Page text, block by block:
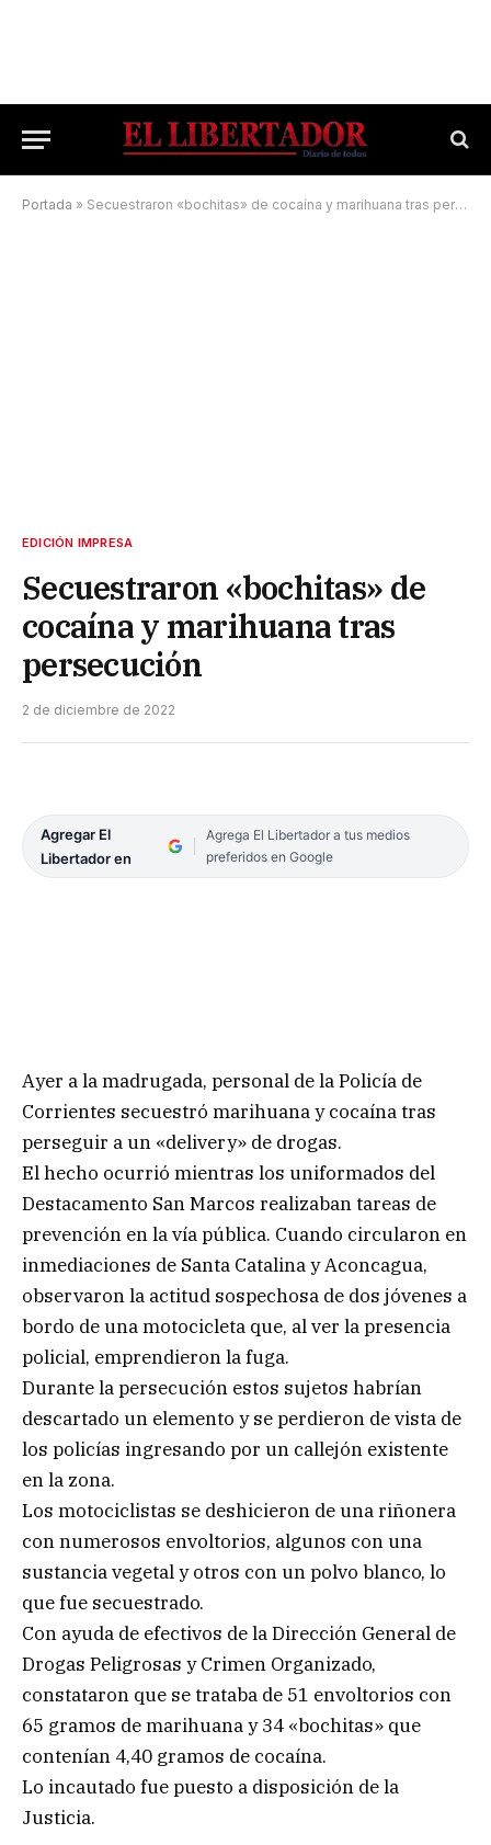
Portada » Secuestraron «bochitas» de cocaína y marihuana tras persecución
EDICIÓN IMPRESA
Secuestraron «bochitas» de
cocaína y marihuana tras
persecución
2 de diciembre de 2022
Agregar El
Libertador en
Agrega El Libertador a tus medios
preferidos en Google
Ayer a la madrugada, personal de la Policía de
Corrientes secuestró marihuana y cocaína tras
perseguir a un «delivery» de drogas.
El hecho ocurrió mientras los uniformados del
Destacamento San Marcos realizaban tareas de
prevención en la vía pública. Cuando circularon en
inmediaciones de Santa Catalina y Aconcagua,
observaron la actitud sospechosa de dos jóvenes a
bordo de una motocicleta que, al ver la presencia
policial, emprendieron la fuga.
Durante la persecución estos sujetos habrían
descartado un elemento y se perdieron de vista de
los policías ingresando por un callejón existente
en la zona.
Los motociclistas se deshicieron de una riñonera
con numerosos envoltorios, algunos con una
sustancia vegetal y otros con un polvo blanco, lo
que fue secuestrado.
Con ayuda de efectivos de la Dirección General de
Drogas Peligrosas y Crimen Organizado,
constataron que se trataba de 51 envoltorios con
65 gramos de marihuana y 34 «bochitas» que
contenían 4,40 gramos de cocaína.
Lo incautado fue puesto a disposición de la
Justicia.